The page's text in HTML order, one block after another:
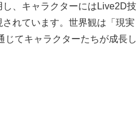
し、キャラクターにはLive2D技
れています。世界観は「現実
てキャラクターたちが成長し